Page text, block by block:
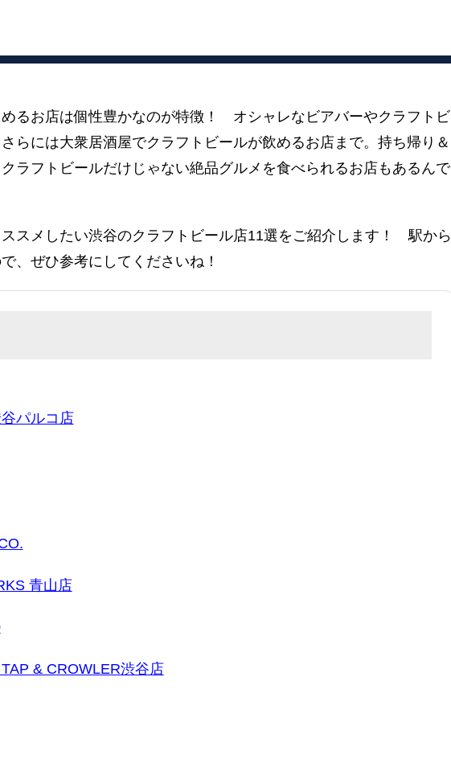
るお店は個性豊かなのが特徴！ オシャレなビアバーやクラフトビ
らには大衆居酒屋でクラフトビールが飲めるお店まで。持ち帰り＆
ラフトビールだけじゃない絶品グルメを食べられるお店もあるんで
スメしたい渋谷のクラフトビール店11選をご紹介します！ 駅から
、ぜひ参考にしてくださいね！
パルコ店
青山店
& CROWLER渋谷店